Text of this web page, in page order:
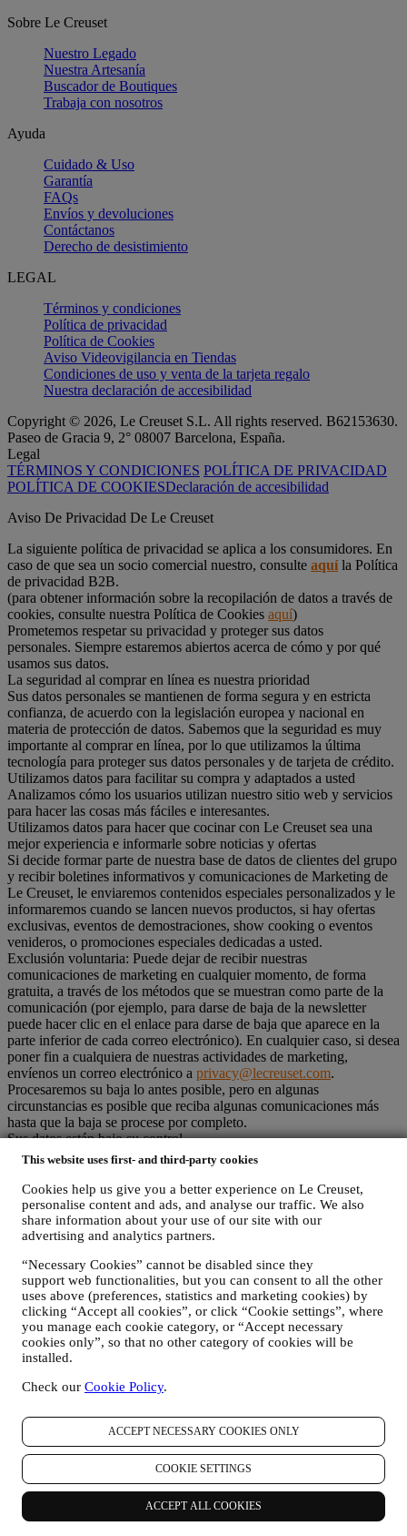
This website uses first- and third-party cookies
Cookies help us give you a better experience on Le Creuset,
personalise content and ads, and analyse our traffic. We also
share information about your use of our site with our
advertising and analytics partners.
“Necessary Cookies” cannot be disabled since they
support web functionalities, but you can consent to all the other
uses above (preferences, statistics and marketing cookies) by
clicking “Accept all cookies”, or click “Cookie settings”, where
you manage each cookie category, or “Accept necessary
cookies only”, so that no other category of cookies will be
installed.
Check our Cookie Policy.
ACCEPT NECESSARY COOKIES ONLY
COOKIE SETTINGS
ACCEPT ALL COOKIES
Sobre Le Creuset
Nuestro Legado
Nuestra Artesanía
Buscador de Boutiques
Trabaja con nosotros
Ayuda
Cuidado & Uso
Garantía
FAQs
Envíos y devoluciones
Contáctanos
Derecho de desistimiento
LEGAL
Términos y condiciones
Política de privacidad
Política de Cookies
Aviso Videovigilancia en Tiendas
Condiciones de uso y venta de la tarjeta regalo
Nuestra declaración de accesibilidad
Copyright © 2026, Le Creuset S.L. All rights reserved. B62153630.
Paseo de Gracia 9, 2° 08007 Barcelona, España.
Legal
TÉRMINOS Y CONDICIONES POLÍTICA DE PRIVACIDAD
POLÍTICA DE COOKIESDeclaración de accesibilidad
Aviso De Privacidad De Le Creuset
La siguiente política de privacidad se aplica a los consumidores. En
caso de que sea un socio comercial nuestro, consulte aquíla Política
de privacidad B2B.
(para obtener información sobre la recopilación de datos a través de
cookies, consulte nuestra Política de Cookies aquí)
Prometemos respetar su privacidad y proteger sus datos
personales. Siempre estaremos abiertos acerca de cómo y por qué
usamos sus datos.
La seguridad al comprar en línea es nuestra prioridad
Sus datos personales se mantienen de forma segura y en estricta
confianza, de acuerdo con la legislación europea y nacional en
materia de protección de datos. Sabemos que la seguridad es muy
importante al comprar en línea, por lo que utilizamos la última
tecnología para proteger sus datos personales y de tarjeta de crédito.
Utilizamos datos para facilitar su compra y adaptados a usted
Analizamos cómo los usuarios utilizan nuestro sitio web y servicios
para hacer las cosas más fáciles e interesantes.
Utilizamos datos para hacer que cocinar con Le Creuset sea una
mejor experiencia e informarle sobre noticias y ofertas
Si decide formar parte de nuestra base de datos de clientes del grupo
y recibir boletines informativos y comunicaciones de Marketing de
Le Creuset, le enviaremos contenidos especiales personalizados y le
informaremos cuando se lancen nuevos productos, si hay ofertas
exclusivas, eventos de demostraciones, show cooking o eventos
venideros, o promociones especiales dedicadas a usted.
Exclusión voluntaria: Puede dejar de recibir nuestras
comunicaciones de marketing en cualquier momento, de forma
gratuita, a través de los métodos que se muestran como parte de la
comunicación (por ejemplo, para darse de baja de la newsletter
puede hacer clic en el enlace para darse de baja que aparece en la
parte inferior de cada correo electrónico). En cualquier caso, si desea
poner fin a cualquiera de nuestras actividades de marketing,
envíenos un correo electrónico a privacy@lecreuset.com.
Procesaremos su baja lo antes posible, pero en algunas
circunstancias es posible que reciba algunas comunicaciones más
hasta que la baja se procese por completo.
Sus datos están bajo su control
Recuerde que usted tiene el control de sus datos y que
puede gestionar tus preferencias en cualquier momento.Tenga la
seguridad de que nunca transmitiremos sus datos a terceras
organizaciones para sus propios fines de marketing sin su permiso.
Para cualquier información o para ejercer sus derechos de
privacidad, puede enviarnos un correo electrónico a
responderemos a la mayor brevedad.
Aviso de privacidad de Le Creuset al completo
Le Creuset se compromete a proteger sus datos personales y su
privacidad, y este aviso explica cómo recopilamos y procesamos sus
datos personales de acuerdo con la legislación de la UE en materia
de Datos de la UE 2016/679) y la ley de protección de datos
de datos").
1. ¿CUÁNDO Y QUE TIPO DE INFORMACIÓN RECOPILAMOS DE
USTED?
"Datos personales" se refiere a cualquier información relacionada
con usted y que nos permita identificarlo, ya sea directamente o en
combinación con otra información.
Niños: Este sitio web no está destinado a niños y no recopilamos a